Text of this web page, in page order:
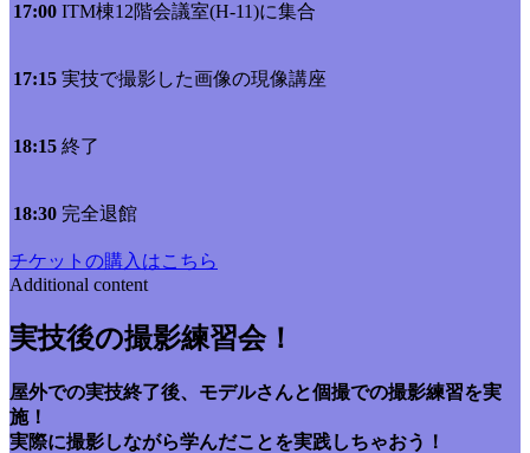
17:00 ITM棟12階会議室(H-11)に集合
17:15 実技で撮影した画像の現像講座
18:15 終了
18:30 完全退館
チケットの購入はこちら
Additional content
実技後の撮影練習会！
屋外での実技終了後、モデルさんと個撮での撮影練習を実
施！
実際に撮影しながら学んだことを実践しちゃおう！